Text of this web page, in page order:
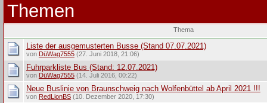
Themen
Thema
Liste der ausgemusterten Busse (Stand 07.07.2021)
von DüWag7555(27. Juni 2018, 21:06)
Fuhrparkliste Bus (Stand: 12.07.2021)
von DüWag7555(14. Juli 2016, 00:22)
Neue Buslinie von Braunschweig nach Wolfenbüttel ab April 2021 !!!
von RedLionBS(10. Dezember 2020, 17:30)